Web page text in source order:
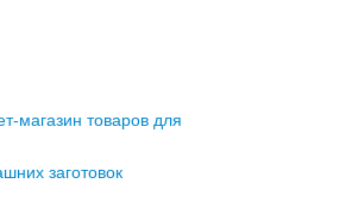
магазин товаров для
заготовок